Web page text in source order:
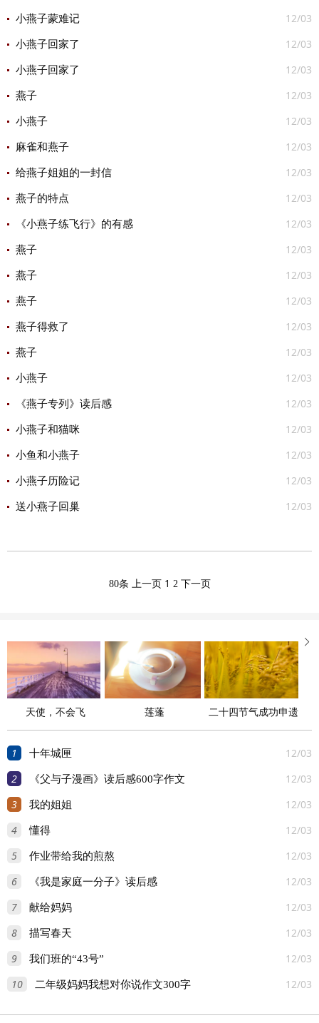
12/03
小燕子蒙难记
12/03
小燕子回家了
12/03
小燕子回家了
12/03
燕子
12/03
小燕子
12/03
麻雀和燕子
12/03
给燕子姐姐的一封信
12/03
燕子的特点
12/03
《小燕子练飞行》的有感
12/03
燕子
12/03
燕子
12/03
燕子
12/03
燕子得救了
12/03
燕子
12/03
小燕子
12/03
《燕子专列》读后感
12/03
小燕子和猫咪
12/03
小鱼和小燕子
12/03
小燕子历险记
12/03
送小燕子回巢
80条 上一页 1 2 下一页

天使，不会飞 莲蓬 二十四节气成功申遗
1 12/03
十年城匣
2 12/03
《父与子漫画》读后感600字作文
3 12/03
我的姐姐
4 12/03
懂得
5 12/03
作业带给我的煎熬
6 12/03
《我是家庭一分子》读后感
7 12/03
献给妈妈
8 12/03
描写春天
9 12/03
我们班的“43号”
10 12/03
二年级妈妈我想对你说作文300字